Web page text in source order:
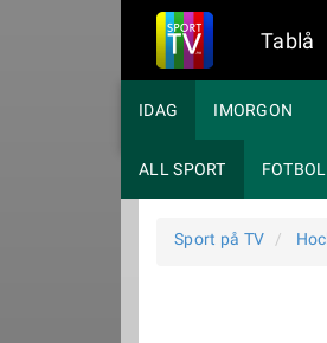
Tablå
IDAG IMORGON
ALL SPORT
Sport på TV